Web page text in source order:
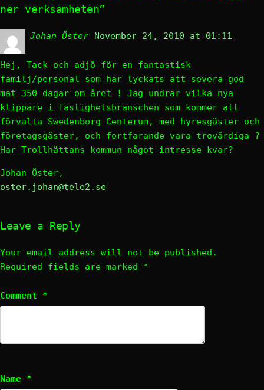
ner verksamheten”
Johan Öster says:
November 24, 2010 at 01:11
Hej, Tack och adjö för en fantastisk
familj/personal som har lyckats att severa god
mat 350 dagar om året ! Jag undrar vilka nya
klippare i fastighetsbranschen som kommer att
förvalta Swedenborg Centerum, med hyresgäster och
företagsgäster, och fortfarande vara trovärdiga ?
Har Trollhättans kommun något intresse kvar?
Johan Öster,
oster.johan@tele2.se
Leave a Reply
Your email address will not be published.
Required fields are marked *
Comment *
Name *